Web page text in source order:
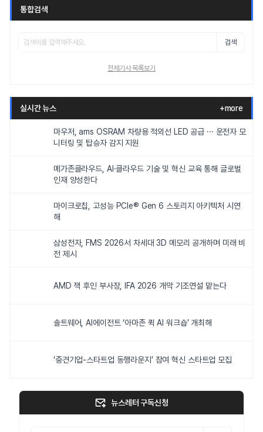
통합검색
검색
전체기사 목록보기
실시간 뉴스 +more
마우저, ams OSRAM 차량용 적외선 LED 공급 ··· 운전자 모
니터링 및 탑승자 감지 지원
메가존클라우드, AI·클라우드 기술 및 혁신 교육 통해 글로벌
인재 양성한다
마이크로칩, 고성능 PCIe® Gen 6 스토리지 아키텍처 시연
해
삼성전자, FMS 2026서 차세대 3D 메모리 공개하며 미래 비
전 제시
AMD 잭 후인 부사장, IFA 2026 개막 기조연설 맡는다
솔트웨어, AI에이전트 ‘아마존 퀵 AI 워크숍’ 개최해
‘중견기업-스타트업 동행라운지’ 참여 혁신 스타트업 모집
뉴스레터 구독신청